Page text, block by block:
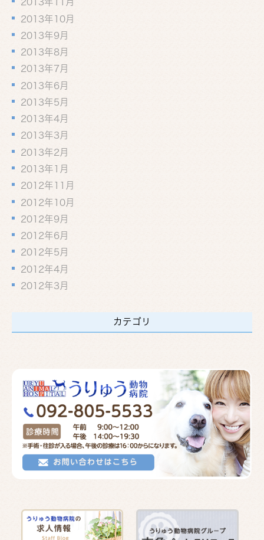
2013年11月
2013年10月
2013年9月
2013年8月
2013年7月
2013年6月
2013年5月
2013年4月
2013年3月
2013年2月
2013年1月
2012年11月
2012年10月
2012年9月
2012年6月
2012年5月
2012年4月
2012年3月
カテゴリ